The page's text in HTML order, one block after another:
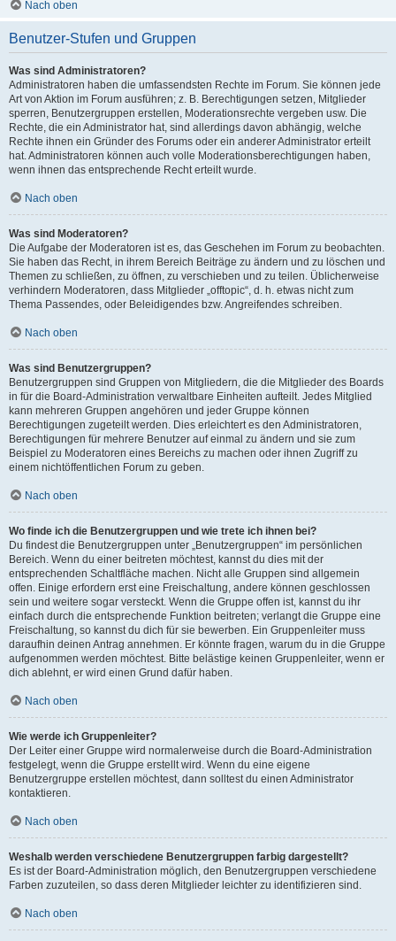
Nach oben
Benutzer-Stufen und Gruppen
Was sind Administratoren?
Administratoren haben die umfassendsten Rechte im Forum. Sie können jede
Art von Aktion im Forum ausführen; z. B. Berechtigungen setzen, Mitglieder
sperren, Benutzergruppen erstellen, Moderationsrechte vergeben usw. Die
Rechte, die ein Administrator hat, sind allerdings davon abhängig, welche
Rechte ihnen ein Gründer des Forums oder ein anderer Administrator erteilt
hat. Administratoren können auch volle Moderationsberechtigungen haben,
wenn ihnen das entsprechende Recht erteilt wurde.
Nach oben
Was sind Moderatoren?
Die Aufgabe der Moderatoren ist es, das Geschehen im Forum zu beobachten.
Sie haben das Recht, in ihrem Bereich Beiträge zu ändern und zu löschen und
Themen zu schließen, zu öffnen, zu verschieben und zu teilen. Üblicherweise
verhindern Moderatoren, dass Mitglieder „offtopic“, d. h. etwas nicht zum
Thema Passendes, oder Beleidigendes bzw. Angreifendes schreiben.
Nach oben
Was sind Benutzergruppen?
Benutzergruppen sind Gruppen von Mitgliedern, die die Mitglieder des Boards
in für die Board-Administration verwaltbare Einheiten aufteilt. Jedes Mitglied
kann mehreren Gruppen angehören und jeder Gruppe können
Berechtigungen zugeteilt werden. Dies erleichtert es den Administratoren,
Berechtigungen für mehrere Benutzer auf einmal zu ändern und sie zum
Beispiel zu Moderatoren eines Bereichs zu machen oder ihnen Zugriff zu
einem nichtöffentlichen Forum zu geben.
Nach oben
Wo finde ich die Benutzergruppen und wie trete ich ihnen bei?
Du findest die Benutzergruppen unter „Benutzergruppen“ im persönlichen
Bereich. Wenn du einer beitreten möchtest, kannst du dies mit der
entsprechenden Schaltfläche machen. Nicht alle Gruppen sind allgemein
offen. Einige erfordern erst eine Freischaltung, andere können geschlossen
sein und weitere sogar versteckt. Wenn die Gruppe offen ist, kannst du ihr
einfach durch die entsprechende Funktion beitreten; verlangt die Gruppe eine
Freischaltung, so kannst du dich für sie bewerben. Ein Gruppenleiter muss
daraufhin deinen Antrag annehmen. Er könnte fragen, warum du in die Gruppe
aufgenommen werden möchtest. Bitte belästige keinen Gruppenleiter, wenn er
dich ablehnt, er wird einen Grund dafür haben.
Nach oben
Wie werde ich Gruppenleiter?
Der Leiter einer Gruppe wird normalerweise durch die Board-Administration
festgelegt, wenn die Gruppe erstellt wird. Wenn du eine eigene
Benutzergruppe erstellen möchtest, dann solltest du einen Administrator
kontaktieren.
Nach oben
Weshalb werden verschiedene Benutzergruppen farbig dargestellt?
Es ist der Board-Administration möglich, den Benutzergruppen verschiedene
Farben zuzuteilen, so dass deren Mitglieder leichter zu identifizieren sind.
Nach oben